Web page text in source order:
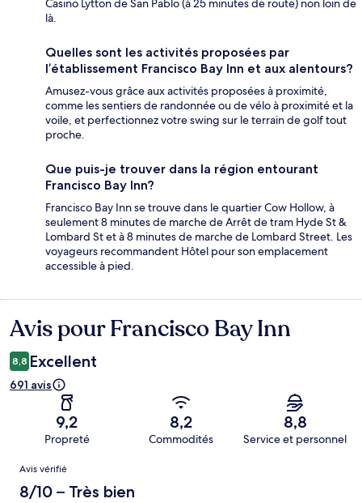
Casino Lytton de San Pablo (à 25 minutes de route) non loin de
là.
Quelles sont les activités proposées par
l’établissement Francisco Bay Inn et aux alentours?
Amusez-vous grâce aux activités proposées à proximité,
comme les sentiers de randonnée ou de vélo à proximité et la
voile, et perfectionnez votre swing sur le terrain de golf tout
proche.
Que puis-je trouver dans la région entourant
Francisco Bay Inn?
Francisco Bay Inn se trouve dans le quartier Cow Hollow, à
seulement 8 minutes de marche de Arrêt de tram Hyde St &
Lombard St et à 8 minutes de marche de Lombard Street. Les
voyageurs recommandent Hôtel pour son emplacement
accessible à pied.
Avis
Avis pour Francisco Bay Inn
8,8 Excellent
691 avis
9,2
Propreté
8,2
Commodités
8,8
Service et personnel
Avis
Avis vérifié
8/10 – Très bien